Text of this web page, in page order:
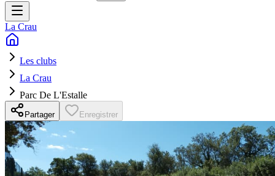
La Crau
Les clubs
La Crau
Parc De L'Estalle
Partager Enregistrer